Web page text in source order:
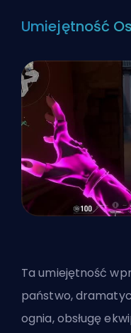
Umiejętność
Ta umiejętność
państwo,
ognia, obsługę